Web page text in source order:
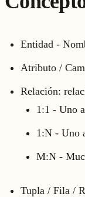
Entidad -
Atributo /
Relación:
1:1 - Uno
1:N - Uno
M:N -
Tupla / Fila /